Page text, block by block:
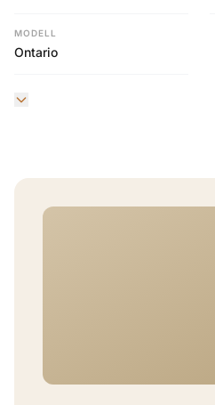
MODELL
Ontario